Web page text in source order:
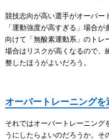
競技志向が高い選手がオーバー
「運動強度が高すぎる」場合
向けて「無酸素運動系」のトレ
場合はリスクが高くなるので、
整したほうがよいだろう。
オーバートレーニングを
それではオーバートレーニング
うにしたらよいのだろうか。そ